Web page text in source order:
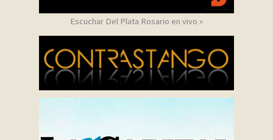
Escuchar Del Plata Rosario en vivo »